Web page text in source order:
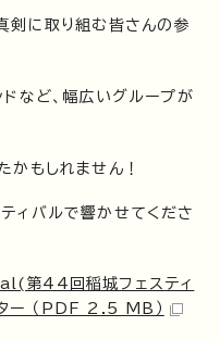
剣に取り組む皆さんの参
ドなど、幅広いグループが
かもしれません！
ィバルで響かせてくださ
44回稲城フェスティ
ー （PDF 2.5 MB）